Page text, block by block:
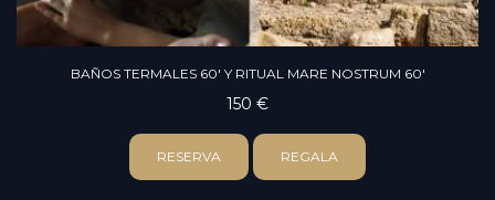
BAÑOS TERMALES 60' Y RITUAL MARE NOSTRUM 60'
150 €
RESERVA REGALA